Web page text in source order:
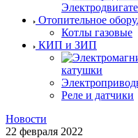
Отопительное
Котлы газовые
КИП и ЗИП
катушки
Реле и датчики
Новости
22 февраля 2022